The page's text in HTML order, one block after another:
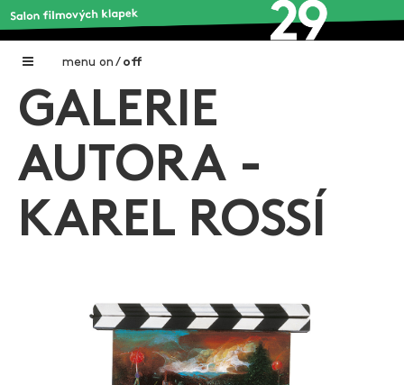
menu on / off
Home
Galerie filmových klapek
Autoři filmových klapek
Aukce filmových klapek
GALERIE
AUTORA -
KAREL ROSSÍ